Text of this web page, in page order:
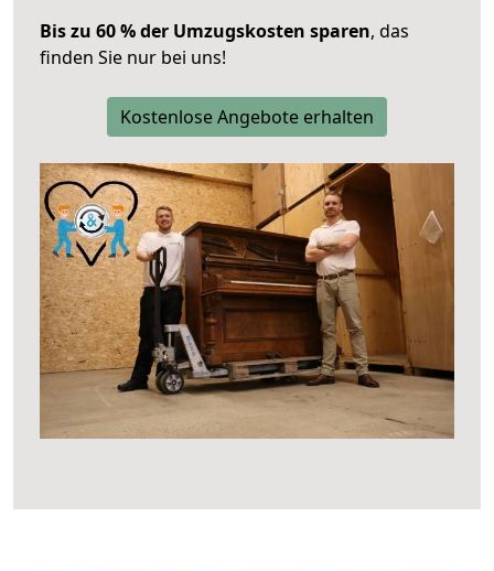
Bis zu 60 % der Umzugskosten sparen, das
finden Sie nur bei uns!
Kostenlose Angebote erhalten